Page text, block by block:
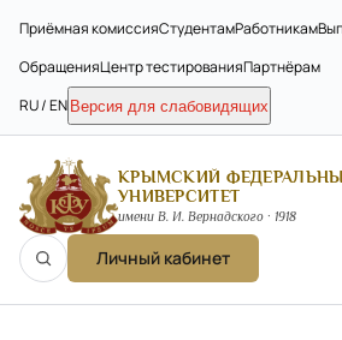
Приёмная комиссияСтудентамРаботникам
ОбращенияЦентр тестированияПартнёрам
RU / EN Версия для слабовидящих
КРЫМСКИЙ
УНИВЕРСИТЕТ
имени В. И. Вернадского · 1918
Личный кабинет